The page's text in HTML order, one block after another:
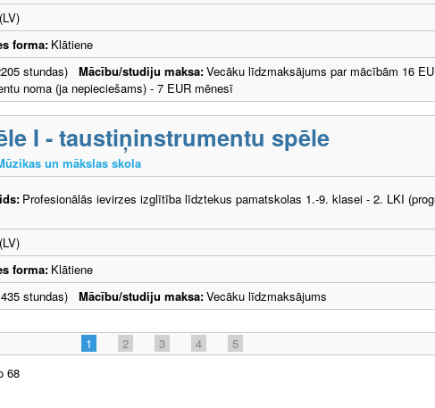
forma: Klātiene
stundas) Mācību/studiju maksa:Vecāku līdzmaksājums par mācībām 16
noma (ja nepieciešams) - 7 EUR mēnesī
I - taustiņinstrumentu spēle
un mākslas skola
Profesionālās ievirzes izglītība līdztekus pamatskolas 1.-9. klasei - 2. LKI
forma: Klātiene
stundas) Mācību/studiju maksa:Vecāku līdzmaksājums
1 2 3 4 5
68